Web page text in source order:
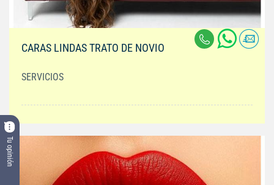
Tu opinión
CARAS LINDAS TRATO DE NOVIO
SERVICIOS